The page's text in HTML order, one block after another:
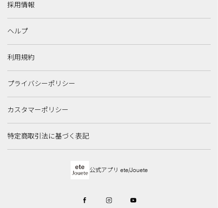
採用情報
ヘルプ
利用規約
プライバシーポリシー
カスタマーポリシー
特定商取引法に基づく表記
公式アプリ ete/Jouete